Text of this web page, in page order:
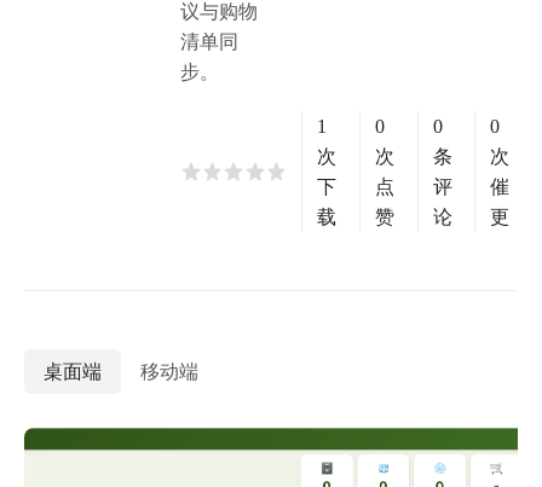
议与购物
清单同
步。
1
次
下
载
0
次
点
赞
0
条
评
论
0
次
催
更
桌面端 移动端